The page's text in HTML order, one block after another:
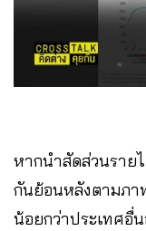
หากนำสัดส่วนราย
กันย้อนหลังตามภา
น้อยกว่าประเทศอื่